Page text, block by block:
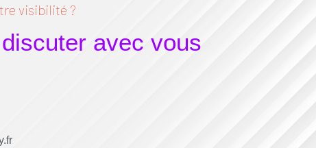
visibilité ?
avec vous